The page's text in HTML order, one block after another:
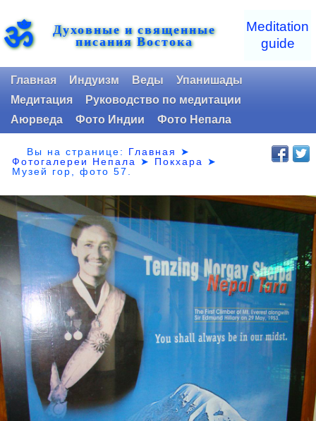
ॐ Духовные и священные
писания Востока
Meditation
guide
Главная Индуизм Веды
Упанишады
Медитация
Руководство по медитации
Аюрведа
Фото Индии Фото Непала
Вы на странице: Главная
➤
Фотогалереи Непала
➤ Покхара
➤
Музей гор,фото 57.